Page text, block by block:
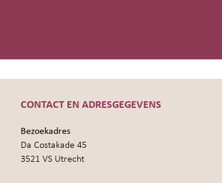
CONTACT EN ADRESGEGEVENS
Bezoekadres
Da Costakade 45
3521 VS Utrecht